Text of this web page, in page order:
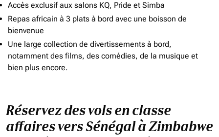
Accès exclusif aux salons KQ, Pride et Simba
Repas africain à 3 plats à bord avec une boisson de
bienvenue
Une large collection de divertissements à bord,
notamment des films, des comédies, de la musique et
bien plus encore.
Réservez des vols en classe
affaires vers Sénégal à Zimbabwe